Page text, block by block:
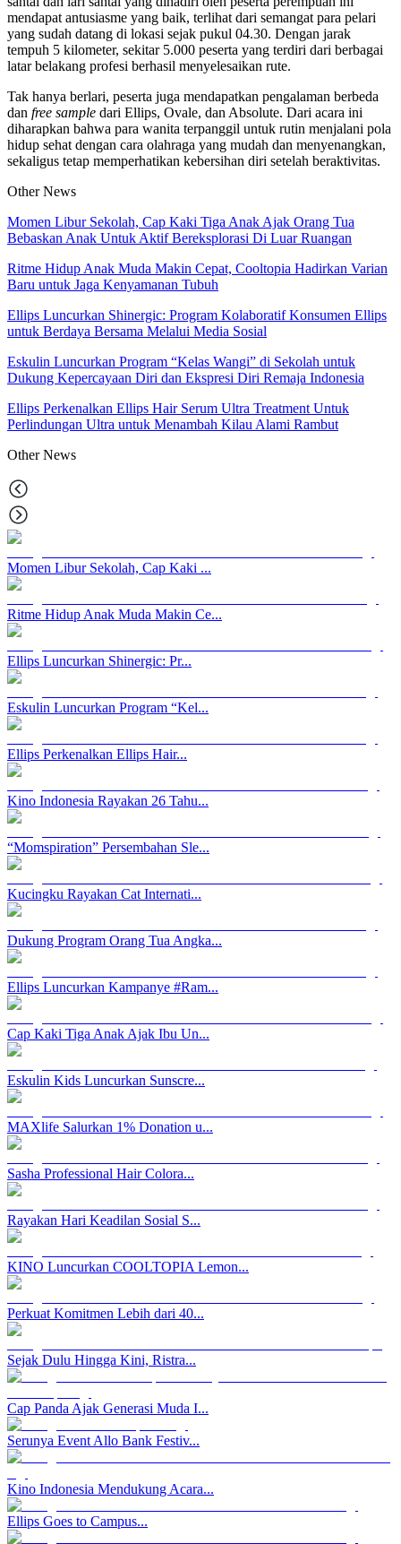
mendapat antusiasme yang baik, terlihat dari semangat para pelari
yang sudah datang di lokasi sejak pukul 04.30. Dengan jarak
tempuh 5 kilometer, sekitar 5.000 peserta yang terdiri dari berbagai
latar belakang profesi berhasil menyelesaikan rute.
Tak hanya berlari, peserta juga mendapatkan pengalaman berbeda
dan free sample dari Ellips, Ovale, dan Absolute. Dari acara ini
diharapkan bahwa para wanita terpanggil untuk rutin menjalani pola
hidup sehat dengan cara olahraga yang mudah dan menyenangkan,
sekaligus tetap memperhatikan kebersihan diri setelah beraktivitas.
Other News
Momen Libur Sekolah, Cap Kaki Tiga Anak Ajak Orang Tua
Bebaskan Anak Untuk Aktif Bereksplorasi Di Luar Ruangan
Ritme Hidup Anak Muda Makin Cepat, Cooltopia Hadirkan Varian
Baru untuk Jaga Kenyamanan Tubuh
Ellips Luncurkan Shinergic: Program Kolaboratif Konsumen Ellips
untuk Berdaya Bersama Melalui Media Sosial
Eskulin Luncurkan Program “Kelas Wangi” di Sekolah untuk
Dukung Kepercayaan Diri dan Ekspresi Diri Remaja Indonesia
Ellips Perkenalkan Ellips Hair Serum Ultra Treatment Untuk
Perlindungan Ultra untuk Menambah Kilau Alami Rambut
OtherNews
Momen Libur Sekolah, Cap Kaki ...
Ritme Hidup Anak Muda Makin Ce...
Ellips Luncurkan Shinergic: Pr...
Eskulin Luncurkan Program “Kel...
Ellips Perkenalkan Ellips Hair...
Kino Indonesia Rayakan 26 Tahu...
“Momspiration” Persembahan Sle...
Kucingku Rayakan Cat Internati...
Dukung Program Orang Tua Angka...
Ellips Luncurkan Kampanye #Ram...
Cap Kaki Tiga Anak Ajak Ibu Un...
Eskulin Kids Luncurkan Sunscre...
MAXlife Salurkan 1% Donation u...
Sasha Professional Hair Colora...
Rayakan Hari Keadilan Sosial S...
KINO Luncurkan COOLTOPIA Lemon...
Perkuat Komitmen Lebih dari 40...
Sejak Dulu Hingga Kini, Ristra...
Cap Panda Ajak Generasi Muda I...
Serunya Event Allo Bank Festiv...
Kino Indonesia Mendukung Acara...
Ellips Goes to Campus...